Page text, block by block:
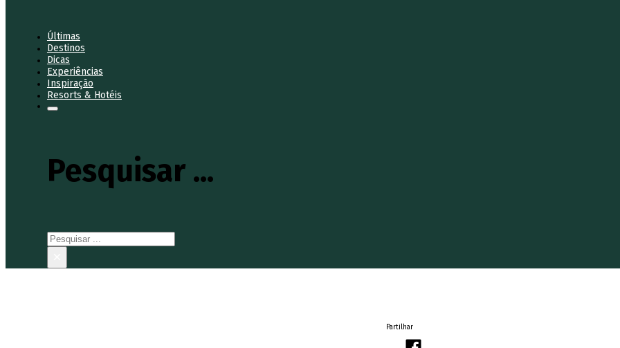
Últimas
Destinos
Dicas
Experiências
Inspiração
Resorts & Hotéis
Pesquisar ...
Pesquisar
Partilhar